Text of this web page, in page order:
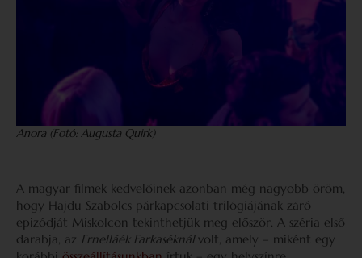
Anora (Fotó: Augusta Quirk)
A magyar filmek kedvelőinek azonban még nagyobb öröm,
hogy Hajdu Szabolcs párkapcsolati trilógiájának záró
epizódját Miskolcon tekinthetjük meg először. A széria első
darabja, az Ernelláék Farkaséknál volt, amely – miként egy